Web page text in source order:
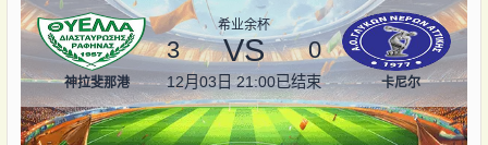
神拉斐那港
希业余杯
3 VS 0
12月03日 21:00已结束 卡尼尔